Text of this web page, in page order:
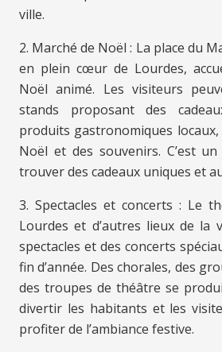
ville.
2. Marché de Noël : La place du
en plein cœur de Lourdes,
Noël animé. Les visiteurs
stands proposant des
produits gastronomiques
Noël et des souvenirs. C’est
trouver des cadeaux uniques et
3. Spectacles et concerts : Le
Lourdes et d’autres lieux de la
spectacles et des concerts
fin d’année. Des chorales, des
des troupes de théâtre se
divertir les habitants et les
profiter de l’ambiance festive.